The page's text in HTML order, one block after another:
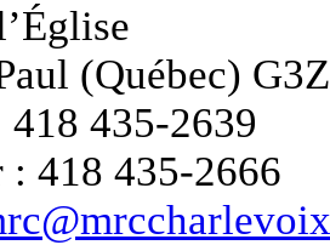
(Québec)
435-2639
: 418 435-2666